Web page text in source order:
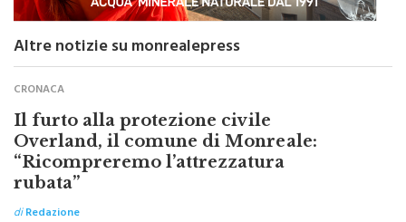
Altre notizie su monrealepress
CRONACA
Il furto alla protezione civile
Overland, il comune di Monreale:
“Ricompreremo l’attrezzatura
rubata”
diRedazione
Lo ha fatto sapere il consigliere comunale Flavio Pillitter